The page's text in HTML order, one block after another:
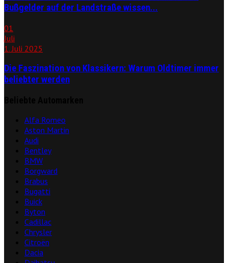
Bußgelder auf der Landstraße wissen...
01
Juli
1. Juli 2025
Die Faszination von Klassikern: Warum Oldtimer immer
beliebter werden
Alfa Romeo
Aston Martin
Audi
Bentley
BMW
Borgward
Brabus
Bugatti
Buick
Byton
Cadillac
Chrysler
Citroën
Dacia